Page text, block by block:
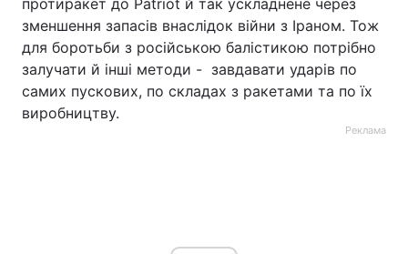
протиракет до Patriot й так ускладнене через
зменшення запасів внаслідок війни з Іраном. Тож
для боротьби з російською балістикою потрібно
залучати й інші методи - завдавати ударів по
самих пускових, по складах з ракетами та по їх
виробництву.
Реклама